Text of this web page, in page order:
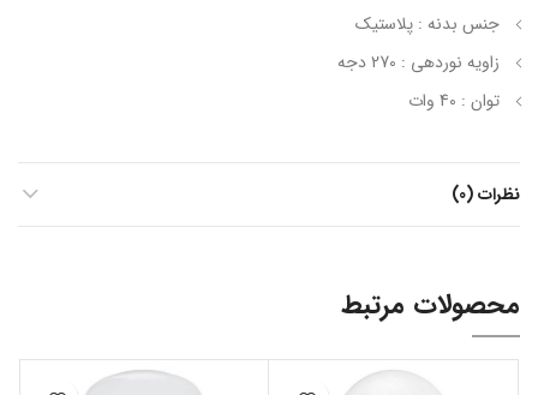
جنس بدنه : پلاستیک
زاویه نوردهی : 270 دجه
توان : 40 وات
نظرات (0)
محصولات مرتبط